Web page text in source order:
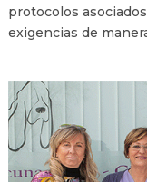
protocolos
exigencias de